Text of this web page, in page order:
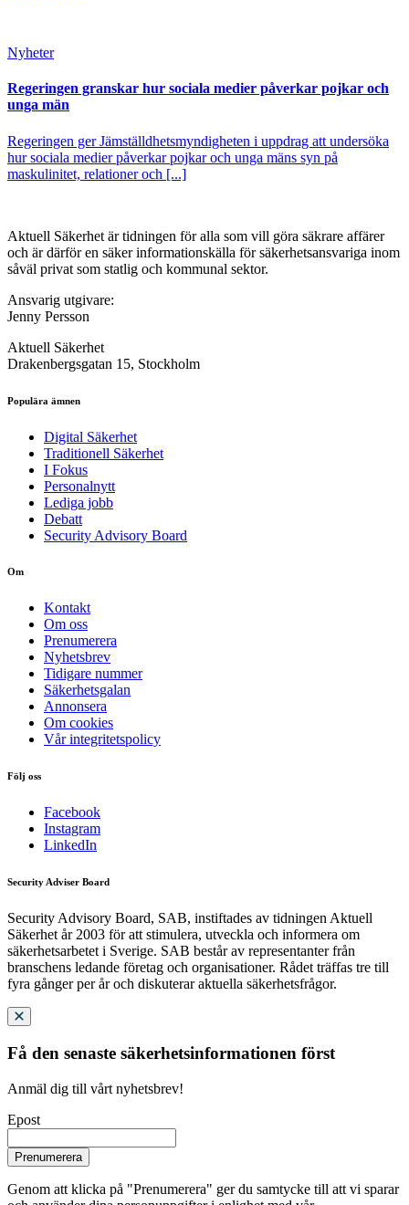
Nyheter
Regeringen granskar hur sociala medier påverkar pojkar och
unga män
Regeringen ger Jämställdhetsmyndigheten i uppdrag att undersöka
hur sociala medier påverkar pojkar och unga mäns syn på
maskulinitet, relationer och [...]
Aktuell Säkerhet är tidningen för alla som vill göra säkrare affärer
och är därför en säker informationskälla för säkerhets­ansvariga inom
såväl privat som statlig och kommunal sektor.
Ansvarig utgivare:
Jenny Persson
Aktuell Säkerhet
Drakenbergsgatan 15, Stockholm
Populära ämnen
Digital Säkerhet
Traditionell Säkerhet
I Fokus
Personalnytt
Lediga jobb
Debatt
Security Advisory Board
Om
Kontakt
Om oss
Prenumerera
Nyhetsbrev
Tidigare nummer
Säkerhetsgalan
Annonsera
Om cookies
Vår integritetspolicy
Följ oss
Facebook
Instagram
LinkedIn
Security Adviser Board
Security Advisory Board, SAB, instiftades av tidningen Aktuell
Säkerhet år 2003 för att stimulera, utveckla och informera om
säkerhetsarbetet i Sverige. SAB består av representanter från
branschens ledande företag och organisationer. Rådet träffas tre till
fyra gånger per år och diskuterar aktuella säkerhetsfrågor.
Få den senaste säkerhetsinformationen först
Anmäl dig till vårt nyhetsbrev!
Epost
Prenumerera
Genom att klicka på "Prenumerera" ger du samtycke till att vi sparar